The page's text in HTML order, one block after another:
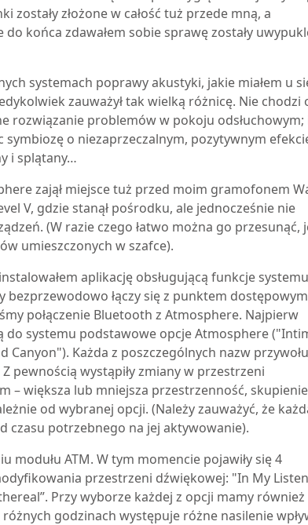
złożone w całość tuż przede mną, a
końca zdawałem sobie sprawę zostały
systemach poprawy akustyki, jakie miałem u
zauważył tak wielką różnicę. Nie chodzi
rozwiązanie problemów w pokoju odsłuchowym;
o niezaprzeczalnym, pozytywnym
i splątany…
zajął miejsce tuż przed moim gramofonem
V, gdzie stanął pośrodku, ale jednocześnie nie
(W razie czego łatwo można go przesunąć,
umieszczonych w szafce).
aplikację obsługującą funkcje systemu
łączy się z punktem
połączenie Bluetooth z Atmosphere. Najpierw
do systemu podstawowe opcje Atmosphere
Każda z poszczególnych nazw
Z pewnością wystąpiły zmiany w przestrzeni
– większa lub mniejsza przestrzenność,
od wybranej opcji. (Należy zauważyć, że
czasu potrzebnego na jej aktywowanie).
modułu ATM. W tym momencie pojawiły się 4
przestrzeni dźwiękowej: "In My
Przy wyborze każdej z opcji mamy również
godzinach występuje różne nasilenie